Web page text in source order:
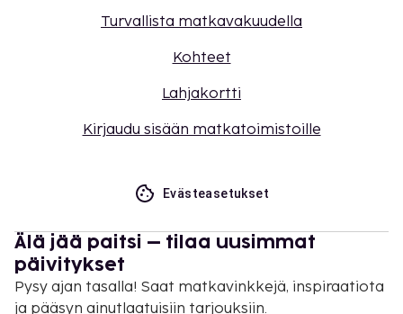
Turvallista matkavakuudella
Kohteet
Lahjakortti
Kirjaudu sisään matkatoimistoille
Evästeasetukset
Älä jää paitsi – tilaa uusimmat
päivitykset
Pysy ajan tasalla! Saat matkavinkkejä, inspiraatiota
ja pääsyn ainutlaatuisiin tarjouksiin.